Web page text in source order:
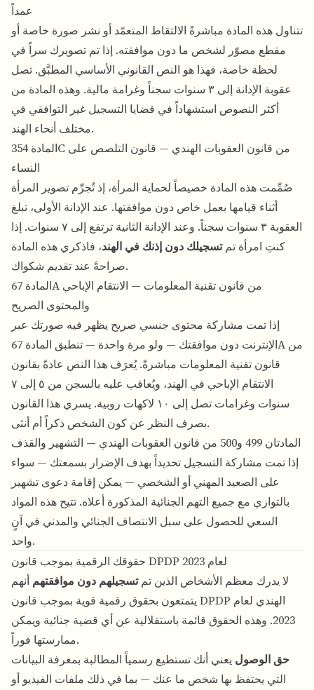
عمداً
تتناول هذه المادة مباشرةً الالتقاط المتعمّد أو نشر صورة خاصة أو
مقطع مصوّر لشخص ما دون موافقته. إذا تم تصويرك سراً في
لحظة خاصة، فهذا هو النص القانوني الأساسي المطبَّق. تصل
عقوبة الإدانة إلى ٣ سنوات سجناً وغرامة مالية. وهذه المادة من
أكثر النصوص استشهاداً في قضايا التسجيل غير التوافقي في
مختلف أنحاء الهند.
المادة 354C من قانون العقوبات الهندي — قانون التلصص على
النساء
صُمِّمت هذه المادة خصيصاً لحماية المرأة، إذ تُجرِّم تصوير المرأة
أثناء قيامها بعمل خاص دون موافقتها. عند الإدانة الأولى، تبلغ
العقوبة ٣ سنوات سجناً. وعند الإدانة الثانية ترتفع إلى ٧ سنوات. إذا
كنتِ امرأة تمتسجيلك دون إذنك في الهند، فاذكري هذه المادة
صراحةً عند تقديم شكواك.
المادة 67A من قانون تقنية المعلومات — الانتقام الإباحي
والمحتوى الصريح
إذا تمت مشاركة محتوى جنسي صريح يظهر فيه صورتك عبر
الإنترنت دون موافقتك — ولو مرة واحدة — تنطبق المادة 67A من
قانون تقنية المعلومات مباشرةً. يُعرَف هذا النص عادةً بقانون
الانتقام الإباحي في الهند، ويُعاقب عليه بالسجن من ٥ إلى ٧
سنوات وغرامات تصل إلى ١٠ لاكهات روبية. يسري هذا القانون
بصرف النظر عن كون الشخص ذكراً أم أنثى.
المادتان 499 و500 من قانون العقوبات الهندي — التشهير والقذف
إذا تمت مشاركة التسجيل تحديداً بهدف الإضرار بسمعتك — سواء
على الصعيد المهني أو الشخصي — يمكن إقامة دعوى تشهير
بالتوازي مع جميع التهم الجنائية المذكورة أعلاه. تتيح هذه المواد
السعي للحصول على سبل الانتصاف الجنائي والمدني في آنٍ
واحد.
حقوقك الرقمية بموجب قانون DPDP لعام 2023
لا يدرك معظم الأشخاص الذين تمتسجيلهم دون موافقتهم أنهم
يتمتعون بحقوق رقمية قوية بموجب قانون DPDP الهندي لعام
2023. وهذه الحقوق قائمة باستقلالية عن أي قضية جنائية ويمكن
ممارستها فوراً.
حق الوصول يعني أنك تستطيع رسمياً المطالبة بمعرفة البيانات
التي يحتفظ بها شخص ما عنك — بما في ذلك ملفات الفيديو أو